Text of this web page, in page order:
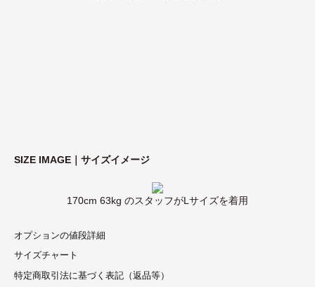
SIZE IMAGE｜サイズイメージ
170cm 63kg のスタッフがLサイズを着用
オプションの値段詳細
サイズチャート
特定商取引法に基づく表記（返品等）